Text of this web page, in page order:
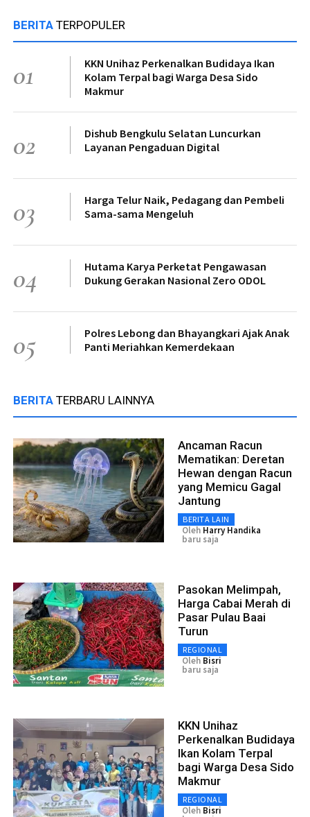
BERITA TERPOPULER
01
KKN Unihaz Perkenalkan Budidaya Ikan
Kolam Terpal bagi Warga Desa Sido
Makmur
02
Dishub Bengkulu Selatan Luncurkan
Layanan Pengaduan Digital
03
Harga Telur Naik, Pedagang dan Pembeli
Sama-sama Mengeluh
04
Hutama Karya Perketat Pengawasan
Dukung Gerakan Nasional Zero ODOL
05
Polres Lebong dan Bhayangkari Ajak Anak
Panti Meriahkan Kemerdekaan
BERITA TERBARU LAINNYA
Ancaman Racun
Mematikan: Deretan
Hewan dengan Racun
yang Memicu Gagal
Jantung
BERITA LAIN
Oleh Harry Handika
baru saja
Pasokan Melimpah,
Harga Cabai Merah di
Pasar Pulau Baai
Turun
REGIONAL
Oleh Bisri
baru saja
KKN Unihaz
Perkenalkan Budidaya
Ikan Kolam Terpal
bagi Warga Desa Sido
Makmur
REGIONAL
Oleh Bisri